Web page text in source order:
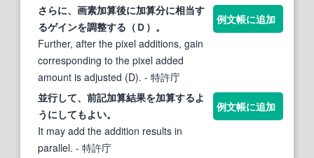
さらに、画素加算後に加算分に相当す
るゲインを調整する （Ｄ）。
Further, after the pixel additions, gain
corresponding to the pixel added
amount is adjusted (D). - 特許庁
例文帳に追加
並行して、前記加算結果を加算するよ
うにしてもよい。
It may add the addition results in
parallel. - 特許庁
例文帳に追加